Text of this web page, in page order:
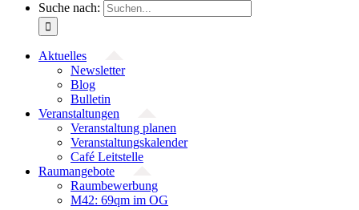
Suche nach:
Aktuelles
Newsletter
Blog
Bulletin
Veranstaltungen
Veranstaltung planen
Veranstaltungskalender
Café Leitstelle
Raumangebote
Raumbewerbung
M42: 69qm im OG